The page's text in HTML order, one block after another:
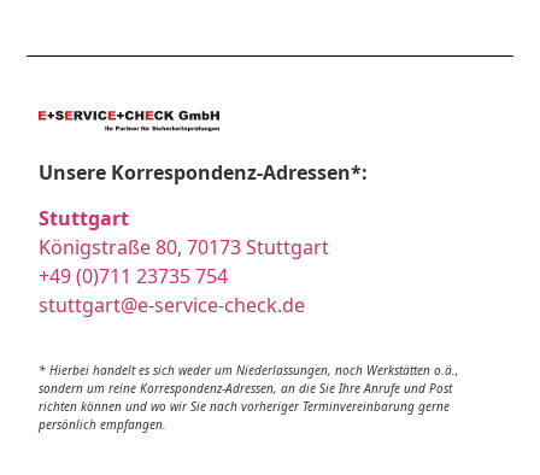
Unsere Korrespondenz-Adressen*:
Stuttgart
Königstraße 80, 70173 Stuttgart
+49 (0)711 23735 754
stuttgart@e-service-check.de
* Hierbei handelt es sich weder um Niederlassungen, noch Werkstätten o.ä.,
sondern um reine Korrespondenz-Adressen, an die Sie Ihre Anrufe und Post
richten können und wo wir Sie nach vorheriger Terminvereinbarung gerne
persönlich empfangen.